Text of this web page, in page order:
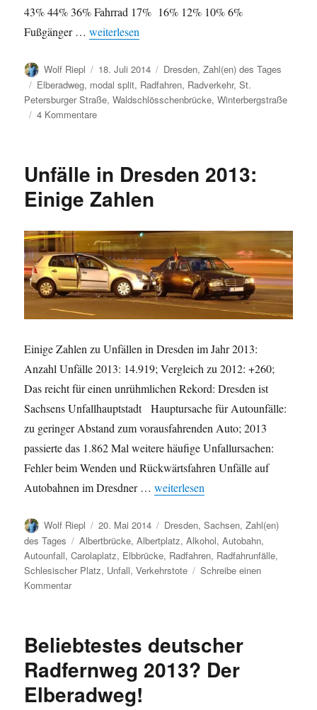
43% 44% 36% Fahrrad 17% 16% 12% 10% 6%
Fußgänger …„Verkehrsmittelwahl in Dresden 2014: Anteil des
weiterlesen
Autor
Wolf Riepl
Veröffentlicht
am
18. Juli 2014 Kategorien
Dresden,Zahl(en) des Tages
Schlagwörter
Elberadweg, modal split, Radfahren, Radverkehr,St.
Petersburger Straße,Waldschlösschenbrücke,Winterbergstraße
4 Kommentarezu
2014:
des
steigt
Unfälle in Dresden 2013:
Einige Zahlen
Einige Zahlen zu Unfällen in Dresden im Jahr 2013:
Anzahl Unfälle 2013: 14.919; Vergleich zu 2012: +260;
Das reicht für einen unrühmlichen Rekord: Dresden ist
Sachsens Unfallhauptstadt Hauptursache für Autounfälle:
zu geringer Abstand zum vorausfahrenden Auto; 2013
passierte das 1.862 Mal weitere häufige Unfallursachen:
Fehler beim Wenden und Rückwärtsfahren Unfälle auf
Autobahnen im Dresdner …„Unfälle in Dresden 2013: Einige
weiterlesen
Autor
Wolf Riepl
Veröffentlicht
am
20. Mai 2014 Kategorien
Dresden,Sachsen,Zahl(en)
des Tages
Schlagwörter
Albertbrücke,Albertplatz,Alkohol,Autobahn,
Autounfall,Carolaplatz, Elbbrücke, Radfahren, Radfahrunfälle,
Schlesischer Platz, Unfall,Verkehrstote
Schreibe einen
Kommentarzu
2013:
Zahlen
Beliebtestes deutscher
Radfernweg 2013? Der
Elberadweg!